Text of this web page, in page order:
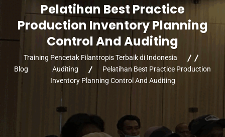
Pelatihan Best Practice
Production Inventory Planning
Control And Auditing
Training Pencetak Filantropis Terbaik di Indonesia
Blog
Auditing
Pelatihan Best Practice Production
Inventory Planning Control And Auditing